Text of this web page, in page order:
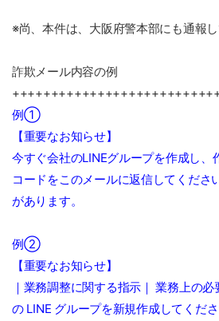
※尚、本件は、大阪府警本部にも通報し
詐欺メール内容の例
例①
【重要なお知らせ】
今すぐ会社のLINEグループを作成し、
コードをこのメールに返信してくださ
があります。
例②
【重要なお知らせ】
｜業務調整に関する指示｜ 業務上の
の LINE グループを新規作成してくださ